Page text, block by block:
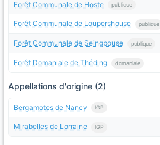
Forêt Communale de Hoste publique
Forêt Communale de Loupershouse publique
Forêt Communale de Seingbouse publique
Forêt Domaniale de Théding domaniale
Appellations d'origine (2)
Bergamotes de Nancy IGP
Mirabelles de Lorraine IGP